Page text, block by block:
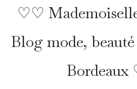
♡♡ Mademoiselle
Blog mode,